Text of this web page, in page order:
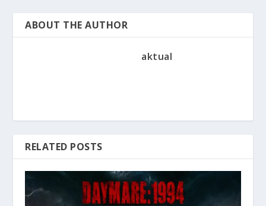
ABOUT THE AUTHOR
aktual
RELATED POSTS